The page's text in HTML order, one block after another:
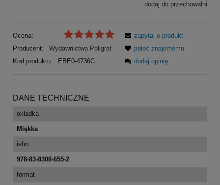
dodaj do przechowalni
Ocena:
Producent:
Wydawnictwo Poligraf
Kod produktu:
EBE0-4736C
zapytaj o produkt
poleć znajomemu
dodaj opinię
DANE TECHNICZNE
okładka
Miękka
isbn
978-83-8308-655-2
format